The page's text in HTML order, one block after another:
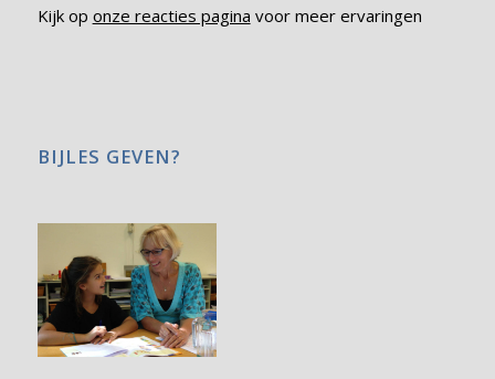
Kijk op onze reacties pagina voor meer ervaringen
BIJLES GEVEN?